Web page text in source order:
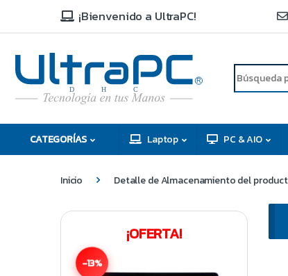
¡Bienvenido a UltraPC!
C
H
D
R
CATEGORÍAS Laptop PC & AIO
Inicio Detalle de Almacenamiento del
¡OFERTA!
-13%